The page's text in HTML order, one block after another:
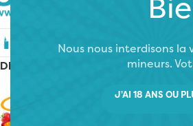
Nous nous interdisons
mineurs.
J'AI 18 ANS OU
Cigarettes électroniques
DERNIERS AJOUTS
X Fighter 15K Uraken –